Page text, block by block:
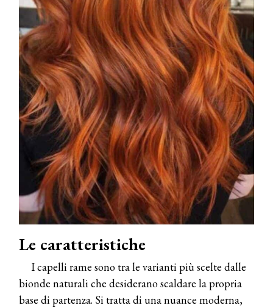
Le caratteristiche
I capelli rame sono tra le varianti più scelte dalle
bionde naturali che desiderano scaldare la propria
base di partenza. Si tratta di una nuance moderna,